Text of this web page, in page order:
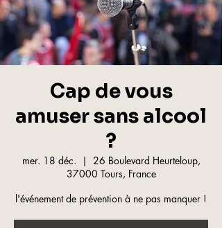
Cap de vous
amuser sans alcool
?
mer. 18 déc.
  |
26 Boulevard Heurteloup,
37000 Tours, France
l'événement de prévention à ne pas manquer !